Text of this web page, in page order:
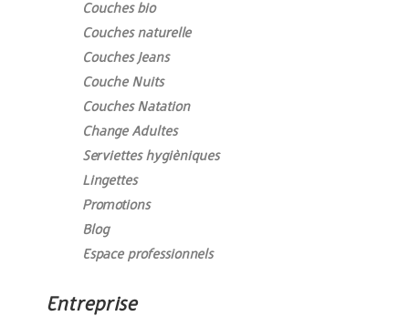
Couches bio
Couches naturelle
Couches Jeans
Couche Nuits
Couches Natation
Change Adultes
Serviettes hygièniques
Lingettes
Promotions
Blog
Espace professionnels
Entreprise